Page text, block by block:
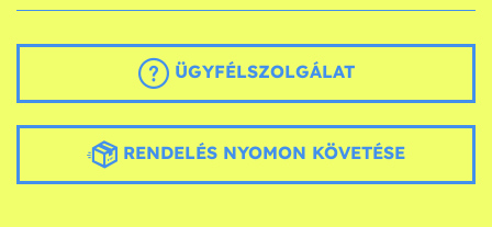
ÜGYFÉLSZOLGÁLAT
RENDELÉS NYOMON KÖVETÉSE